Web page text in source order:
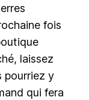
fois
laissez
pourriez y
qui fera